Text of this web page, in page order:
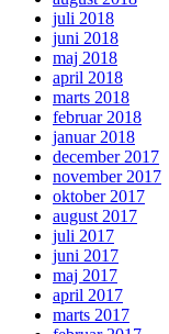
juli 2018
juni 2018
maj 2018
april 2018
marts 2018
februar 2018
januar 2018
december 2017
november 2017
oktober 2017
august 2017
juli 2017
juni 2017
maj 2017
april 2017
marts 2017